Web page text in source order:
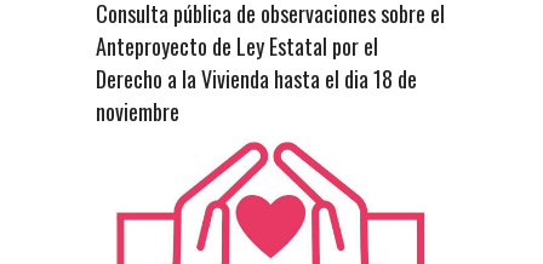
Consulta pública de observaciones sobre el
Anteproyecto de Ley Estatal por el
Derecho a la Vivienda hasta el dia 18 de
noviembre